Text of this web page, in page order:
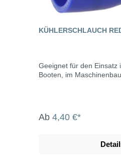
KÜHLERSCHLAUCH
Geeignet für den Einsatz
Booten, im
Ab 4,40 €*